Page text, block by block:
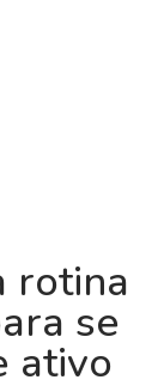
rotina
se
ativo